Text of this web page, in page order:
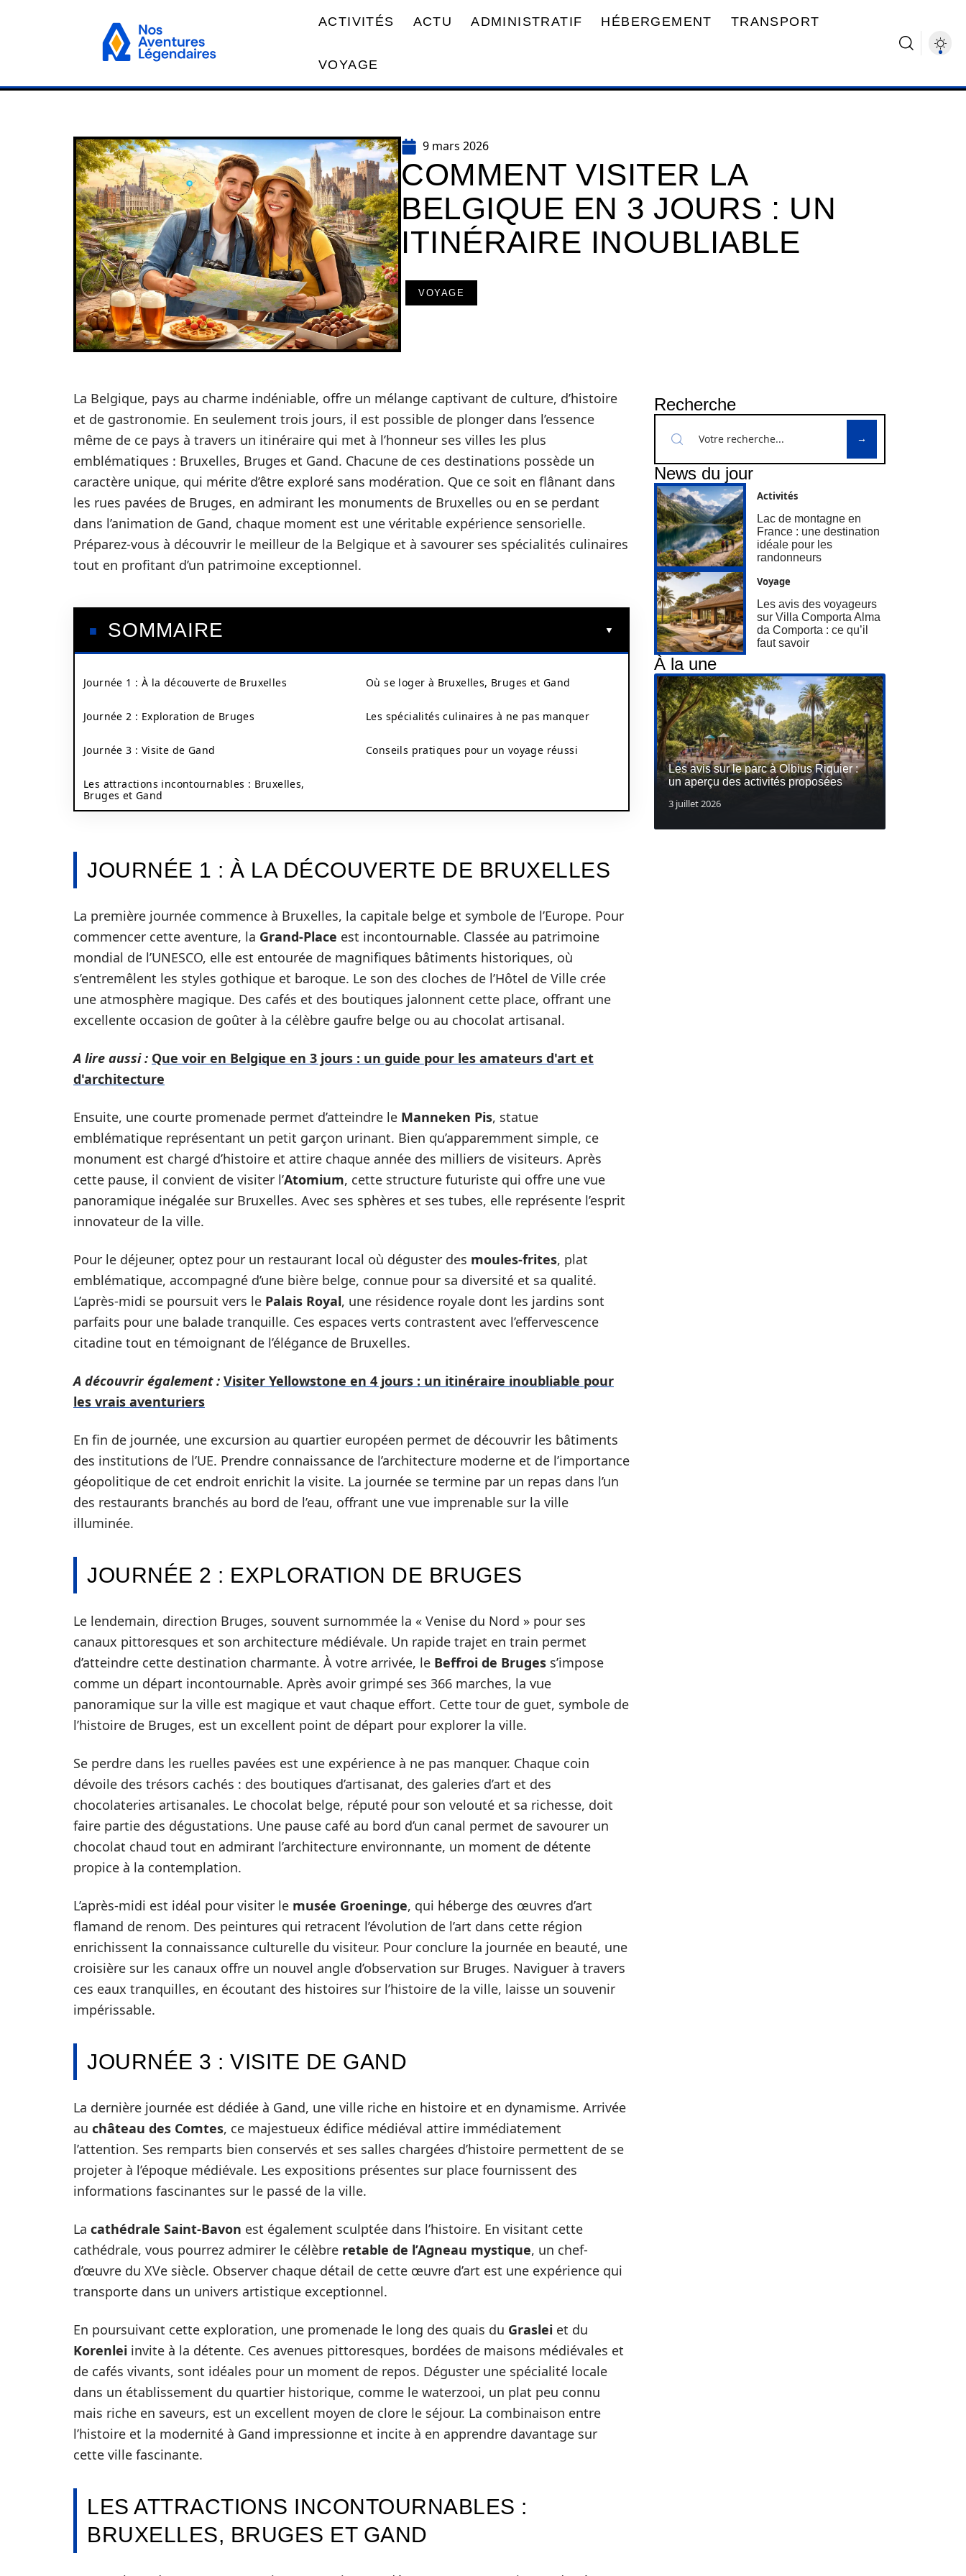
ACTIVITÉS ACTU ADMINISTRATIF HÉBERGEMENT TRANSPORT
VOYAGE
9 mars 2026
COMMENT VISITER LA
BELGIQUE EN 3 JOURS : UN
ITINÉRAIRE INOUBLIABLE
VOYAGE
La Belgique, pays au charme indéniable, offre un mélange captivant de culture, d’histoire
et de gastronomie. En seulement trois jours, il est possible de plonger dans l’essence
même de ce pays à travers un itinéraire qui met à l’honneur ses villes les plus
emblématiques : Bruxelles, Bruges et Gand. Chacune de ces destinations possède un
caractère unique, qui mérite d’être exploré sans modération. Que ce soit en flânant dans
les rues pavées de Bruges, en admirant les monuments de Bruxelles ou en se perdant
dans l’animation de Gand, chaque moment est une véritable expérience sensorielle.
Préparez-vous à découvrir le meilleur de la Belgique et à savourer ses spécialités culinaires
tout en profitant d’un patrimoine exceptionnel.
SOMMAIRE
Journée 1 : À la découverte de Bruxelles
Journée 2 : Exploration de Bruges
Journée 3 : Visite de Gand
Les attractions incontournables : Bruxelles,
Bruges et Gand
Où se loger à Bruxelles, Bruges et Gand
Les spécialités culinaires à ne pas manquer
Conseils pratiques pour un voyage réussi
JOURNÉE 1 : À LA DÉCOUVERTE DE BRUXELLES
La première journée commence à Bruxelles, la capitale belge et symbole de l’Europe. Pour
commencer cette aventure, la Grand-Place est incontournable. Classée au patrimoine
mondial de l’UNESCO, elle est entourée de magnifiques bâtiments historiques, où
s’entremêlent les styles gothique et baroque. Le son des cloches de l’Hôtel de Ville crée
une atmosphère magique. Des cafés et des boutiques jalonnent cette place, offrant une
excellente occasion de goûter à la célèbre gaufre belge ou au chocolat artisanal.
A lire aussi : Que voir en Belgique en 3 jours : un guide pour les amateurs d'art et
d'architecture
Ensuite, une courte promenade permet d’atteindre le Manneken Pis, statue
emblématique représentant un petit garçon urinant. Bien qu’apparemment simple, ce
monument est chargé d’histoire et attire chaque année des milliers de visiteurs. Après
cette pause, il convient de visiter l’Atomium, cette structure futuriste qui offre une vue
panoramique inégalée sur Bruxelles. Avec ses sphères et ses tubes, elle représente l’esprit
innovateur de la ville.
Pour le déjeuner, optez pour un restaurant local où déguster des moules-frites, plat
emblématique, accompagné d’une bière belge, connue pour sa diversité et sa qualité.
L’après-midi se poursuit vers le Palais Royal, une résidence royale dont les jardins sont
parfaits pour une balade tranquille. Ces espaces verts contrastent avec l’effervescence
citadine tout en témoignant de l’élégance de Bruxelles.
A découvrir également : Visiter Yellowstone en 4 jours : un itinéraire inoubliable pour
les vrais aventuriers
En fin de journée, une excursion au quartier européen permet de découvrir les bâtiments
des institutions de l’UE. Prendre connaissance de l’architecture moderne et de l’importance
géopolitique de cet endroit enrichit la visite. La journée se termine par un repas dans l’un
des restaurants branchés au bord de l’eau, offrant une vue imprenable sur la ville
illuminée.
JOURNÉE 2 : EXPLORATION DE BRUGES
Le lendemain, direction Bruges, souvent surnommée la « Venise du Nord » pour ses
canaux pittoresques et son architecture médiévale. Un rapide trajet en train permet
d’atteindre cette destination charmante. À votre arrivée, le Beffroi de Bruges s’impose
comme un départ incontournable. Après avoir grimpé ses 366 marches, la vue
panoramique sur la ville est magique et vaut chaque effort. Cette tour de guet, symbole de
l’histoire de Bruges, est un excellent point de départ pour explorer la ville.
Se perdre dans les ruelles pavées est une expérience à ne pas manquer. Chaque coin
dévoile des trésors cachés : des boutiques d’artisanat, des galeries d’art et des
chocolateries artisanales. Le chocolat belge, réputé pour son velouté et sa richesse, doit
faire partie des dégustations. Une pause café au bord d’un canal permet de savourer un
chocolat chaud tout en admirant l’architecture environnante, un moment de détente
propice à la contemplation.
L’après-midi est idéal pour visiter le musée Groeninge, qui héberge des œuvres d’art
flamand de renom. Des peintures qui retracent l’évolution de l’art dans cette région
enrichissent la connaissance culturelle du visiteur. Pour conclure la journée en beauté, une
croisière sur les canaux offre un nouvel angle d’observation sur Bruges. Naviguer à travers
ces eaux tranquilles, en écoutant des histoires sur l’histoire de la ville, laisse un souvenir
impérissable.
JOURNÉE 3 : VISITE DE GAND
La dernière journée est dédiée à Gand, une ville riche en histoire et en dynamisme. Arrivée
au château des Comtes, ce majestueux édifice médiéval attire immédiatement
l’attention. Ses remparts bien conservés et ses salles chargées d’histoire permettent de se
projeter à l’époque médiévale. Les expositions présentes sur place fournissent des
informations fascinantes sur le passé de la ville.
La cathédrale Saint-Bavon est également sculptée dans l’histoire. En visitant cette
cathédrale, vous pourrez admirer le célèbre retable de l’Agneau mystique, un chef-
d’œuvre du XVe siècle. Observer chaque détail de cette œuvre d’art est une expérience qui
transporte dans un univers artistique exceptionnel.
En poursuivant cette exploration, une promenade le long des quais du Graslei et du
Korenlei invite à la détente. Ces avenues pittoresques, bordées de maisons médiévales et
de cafés vivants, sont idéales pour un moment de repos. Déguster une spécialité locale
dans un établissement du quartier historique, comme le waterzooi, un plat peu connu
mais riche en saveurs, est un excellent moyen de clore le séjour. La combinaison entre
l’histoire et la modernité à Gand impressionne et incite à en apprendre davantage sur
cette ville fascinante.
LES ATTRACTIONS INCONTOURNABLES :
BRUXELLES, BRUGES ET GAND
Recherche
News du jour
Activités
Lac de montagne en
France : une destination
idéale pour les
randonneurs
Voyage
Les avis des voyageurs
sur Villa Comporta Alma
da Comporta : ce qu’il
faut savoir
À la une
Les avis sur le parc à Olbius Riquier :
un aperçu des activités proposées
3 juillet 2026